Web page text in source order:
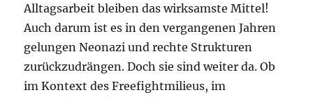
Alltagsarbeit bleiben das wirksamste Mittel!
Auch darum ist es in den vergangenen Jahren
gelungen Neonazi und rechte Strukturen
zurückzudrängen. Doch sie sind weiter da. Ob
im Kontext des Freefightmilieus, im